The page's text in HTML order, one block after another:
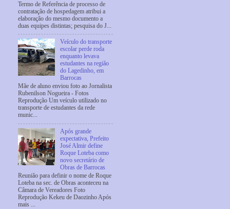
Termo de Referência de processo de
contratação de hospedagem atribui a
elaboração do mesmo documento a
duas equipes distintas; pesquisa do J...
Veículo do transporte
escolar perde roda
enquanto levava
estudantes na região
do Lagedinho, em
Barrocas
Mãe de aluno enviou foto ao Jornalista
Rubenilson Nogueira - Fotos
Reprodução Um veículo utilizado no
transporte de estudantes da rede
munic...
Após grande
expectativa, Prefeito
José Almir define
Roque Loteba como
novo secretário de
Obras de Barrocas
Reunião para definir o nome de Roque
Loteba na sec. de Obras aconteceu na
Câmara de Vereadores Foto
Reprodução Kekeu de Daozinho Após
mais ...